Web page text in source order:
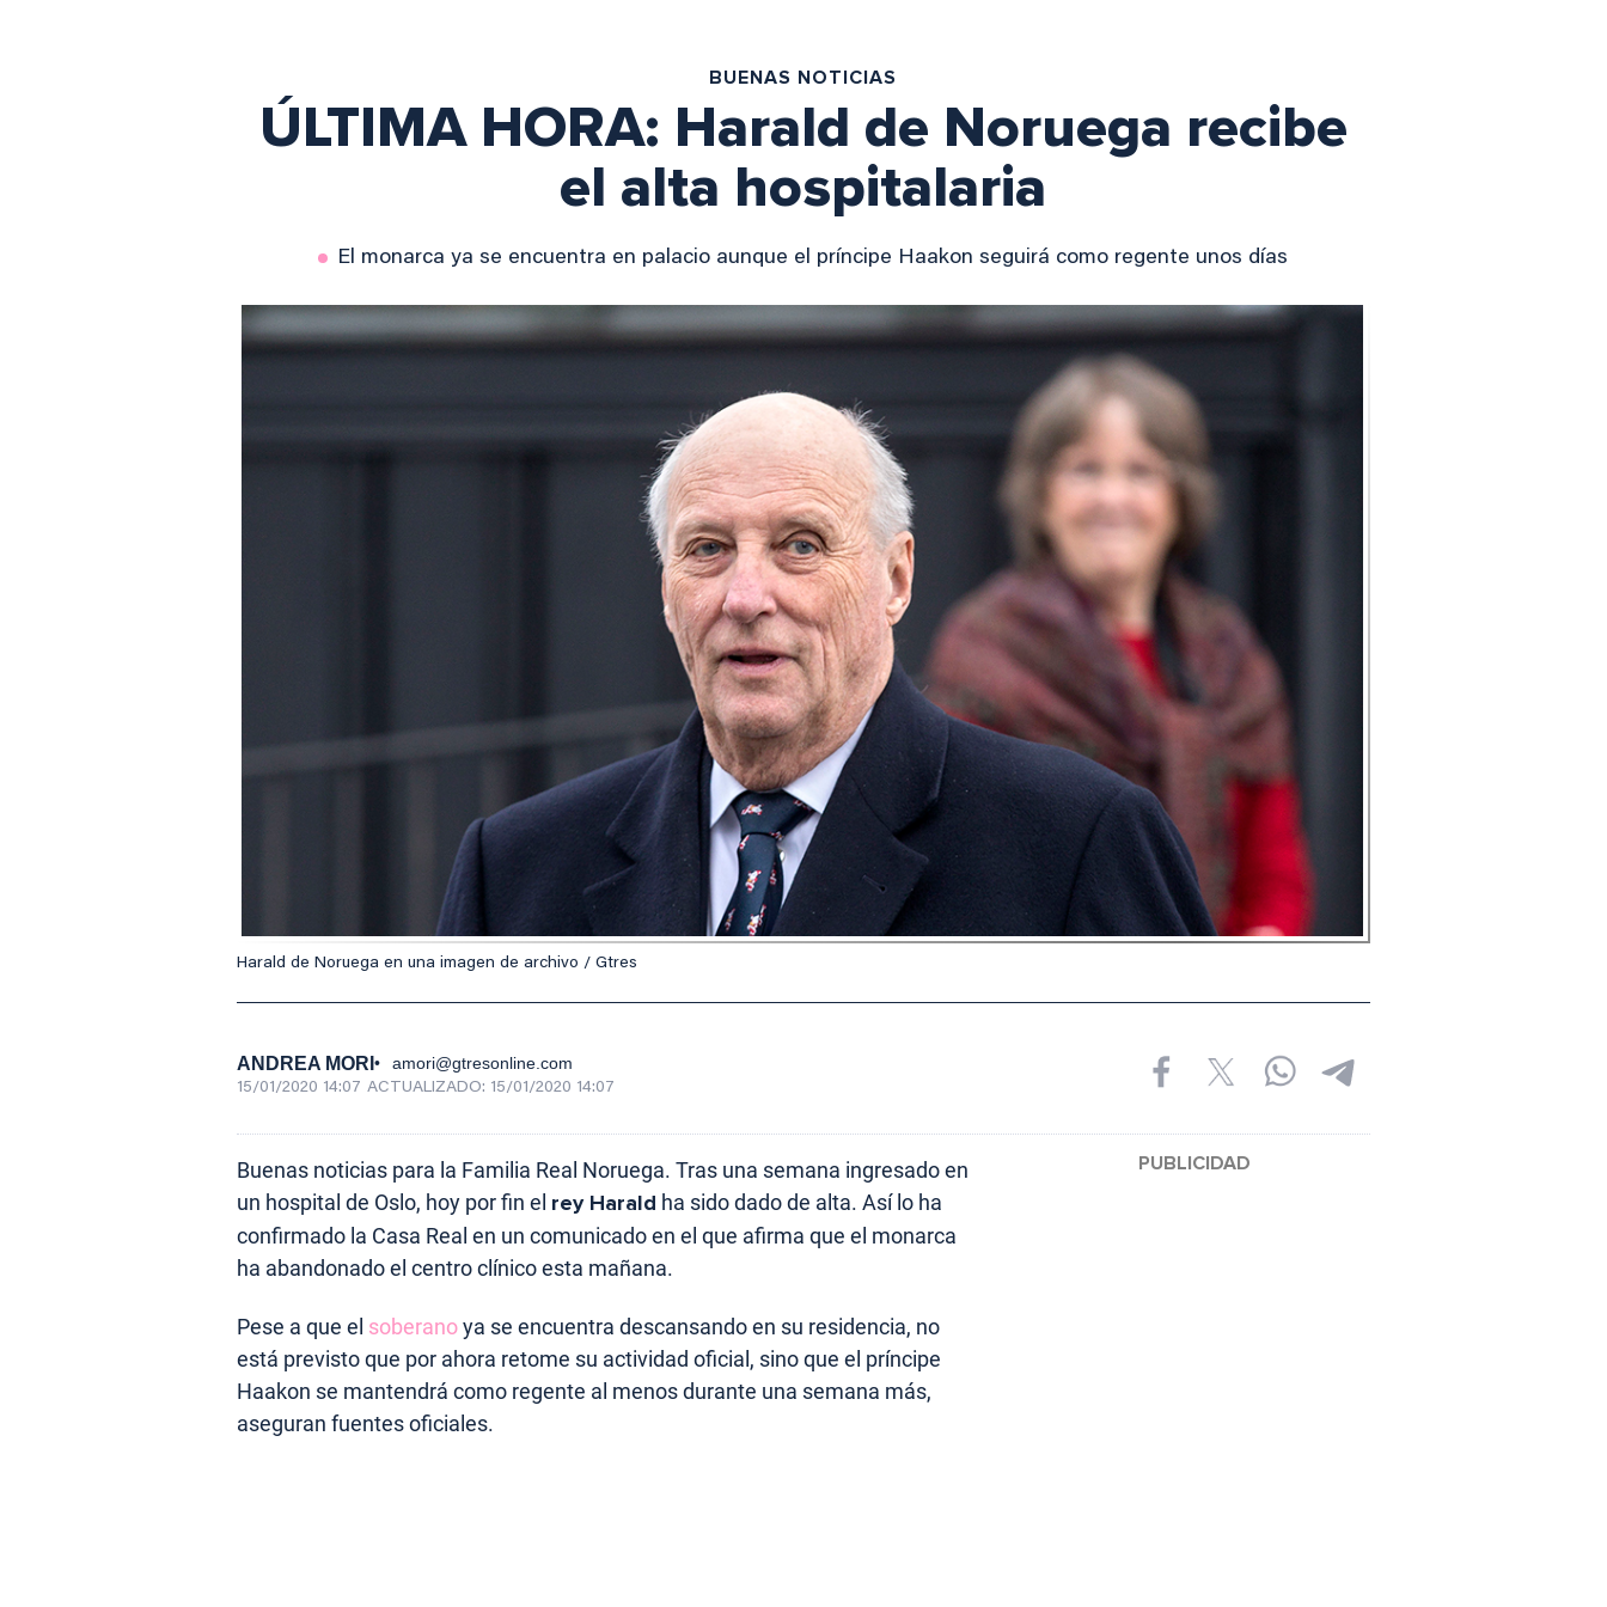
BUENAS NOTICIAS
ÚLTIMA HORA: Harald de Noruega recibe
el alta hospitalaria
El monarca ya se encuentra en palacio aunque el príncipe Haakon seguirá como regente unos días
Harald de Noruega en una imagen de archivo / Gtres
ANDREA MORI amori@gtresonline.com
15/01/2020 14:07 ACTUALIZADO: 15/01/2020 14:07
Buenas noticias para la Familia Real Noruega. Tras una semana ingresado en
un hospital de Oslo, hoy por fin el rey Harald ha sido dado de alta. Así lo ha
confirmado la Casa Real en un comunicado en el que afirma que el monarca
ha abandonado el centro clínico esta mañana.
Pese a que el soberanoya se encuentra descansando en su residencia, no
está previsto que por ahora retome su actividad oficial, sino que el príncipe
Haakon se mantendrá como regente al menos durante una semana más,
aseguran fuentes oficiales.